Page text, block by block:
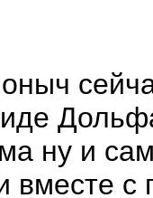
ну и
вместе с